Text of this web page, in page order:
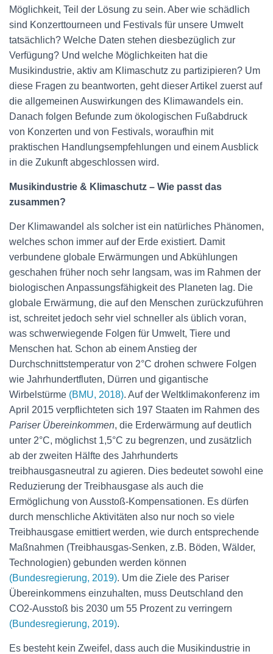
Möglichkeit, Teil der Lösung zu sein. Aber wie schädlich
sind Konzerttourneen und Festivals für unsere Umwelt
tatsächlich? Welche Daten stehen diesbezüglich zur
Verfügung? Und welche Möglichkeiten hat die
Musikindustrie, aktiv am Klimaschutz zu partizipieren? Um
diese Fragen zu beantworten, geht dieser Artikel zuerst auf
die allgemeinen Auswirkungen des Klimawandels ein.
Danach folgen Befunde zum ökologischen Fußabdruck
von Konzerten und von Festivals, woraufhin mit
praktischen Handlungsempfehlungen und einem Ausblick
in die Zukunft abgeschlossen wird.
Musikindustrie & Klimaschutz – Wie passt das
zusammen?
Der Klimawandel als solcher ist ein natürliches Phänomen,
welches schon immer auf der Erde existiert. Damit
verbundene globale Erwärmungen und Abkühlungen
geschahen früher noch sehr langsam, was im Rahmen der
biologischen Anpassungsfähigkeit des Planeten lag. Die
globale Erwärmung, die auf den Menschen zurückzuführen
ist, schreitet jedoch sehr viel schneller als üblich voran,
was schwerwiegende Folgen für Umwelt, Tiere und
Menschen hat. Schon ab einem Anstieg der
Durchschnittstemperatur von 2°C drohen schwere Folgen
wie Jahrhundertfluten, Dürren und gigantische
Wirbelstürme (BMU, 2018). Auf der Weltklimakonferenz im
April 2015 verpflichteten sich 197 Staaten im Rahmen des
Pariser Übereinkommen, die Erderwärmung auf deutlich
unter 2°C, möglichst 1,5°C zu begrenzen, und zusätzlich
ab der zweiten Hälfte des Jahrhunderts
treibhausgasneutral zu agieren. Dies bedeutet sowohl eine
Reduzierung der Treibhausgase als auch die
Ermöglichung von Ausstoß-Kompensationen. Es dürfen
durch menschliche Aktivitäten also nur noch so viele
Treibhausgase emittiert werden, wie durch entsprechende
Maßnahmen (Treibhausgas-Senken, z.B. Böden, Wälder,
Technologien) gebunden werden können
(Bundesregierung, 2019). Um die Ziele des Pariser
Übereinkommens einzuhalten, muss Deutschland den
CO2-Ausstoß bis 2030 um 55 Prozent zu verringern
(Bundesregierung, 2019).
Es besteht kein Zweifel, dass auch die Musikindustrie in